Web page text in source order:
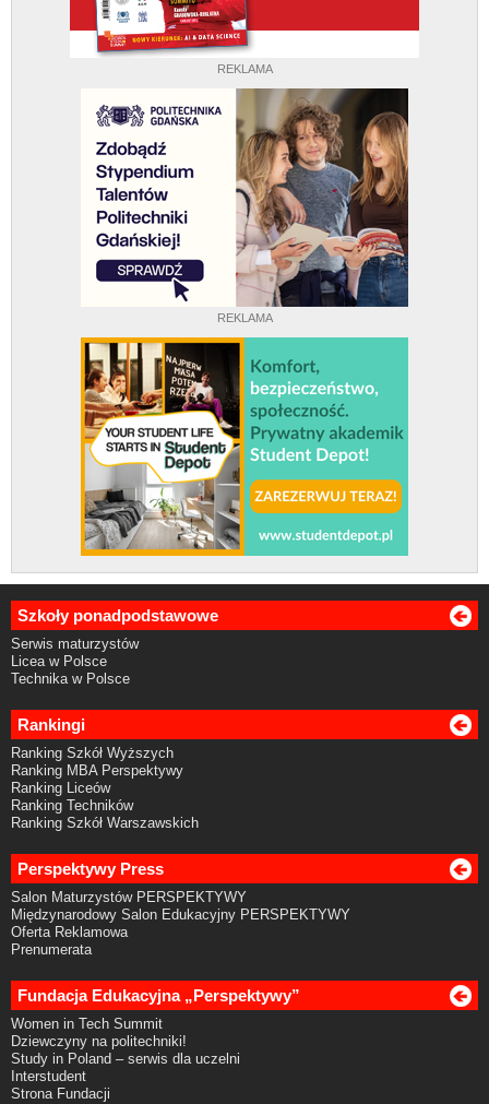
REKLAMA
REKLAMA
Szkoły ponadpodstawowe
Serwis maturzystów
Licea w Polsce
Technika w Polsce
Rankingi
Ranking Szkół Wyższych
Ranking MBA Perspektywy
Ranking Liceów
Ranking Techników
Ranking Szkół Warszawskich
Perspektywy Press
Salon Maturzystów PERSPEKTYWY
Międzynarodowy Salon Edukacyjny PERSPEKTYWY
Oferta Reklamowa
Prenumerata
Fundacja Edukacyjna „Perspektywy”
Women in Tech Summit
Dziewczyny na politechniki!
Study in Poland – serwis dla uczelni
Interstudent
Strona Fundacji